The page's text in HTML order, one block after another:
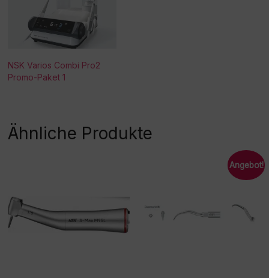
NSK Varios Combi Pro2
Promo-Paket 1
Ähnliche Produkte
Angebot!